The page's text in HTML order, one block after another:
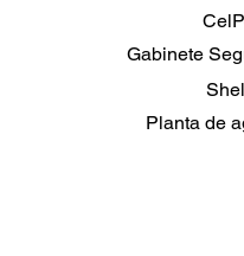
Planta de
Gabinete